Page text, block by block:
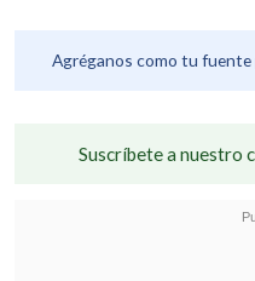
Agréganos como tu fuente
Suscríbete a nuestro